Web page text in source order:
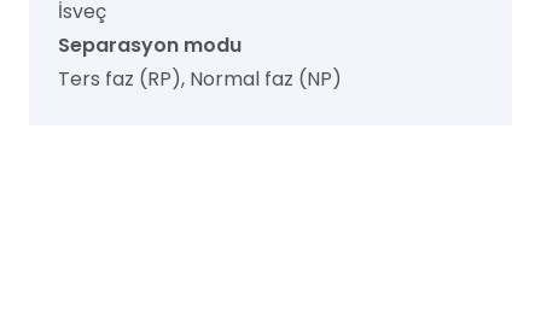
İsveç
Separasyon modu
Ters faz (RP), Normal faz (NP)